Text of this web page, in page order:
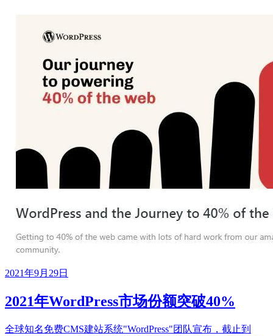
2021年9月29日
2021年WordPress市场份额突破40%
全球知名免费CMS建站系统"WordPress"团队宣布，截止到